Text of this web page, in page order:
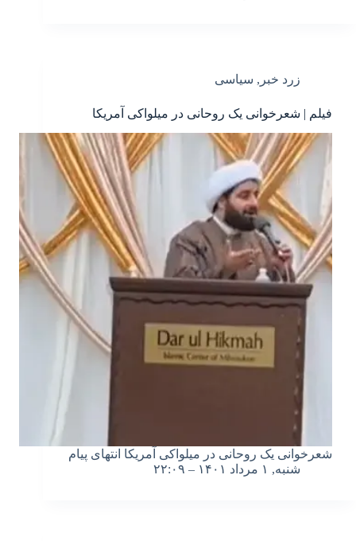
زرد خبر , سیاسی
فیلم | شعرخوانی یک روحانی در میلواکی آمریکا
شعرخوانی یک روحانی در میلواکی آمریکا انتهای پیام
شنبه, ۱ مرداد ۱۴۰۱ – ۲۲:۰۹